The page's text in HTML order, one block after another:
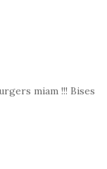
miam !!! Bises